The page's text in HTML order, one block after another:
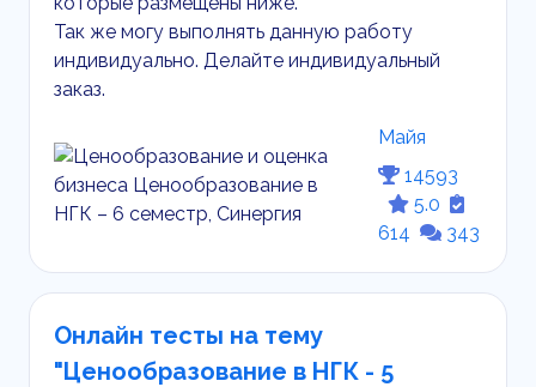
Так же могу выполнять данную работу
индивидуально. Делайте индивидуальный
заказ.
Майя
14593
5.0
614
343
Онлайн тесты на тему
"Ценообразование в НГК - 5